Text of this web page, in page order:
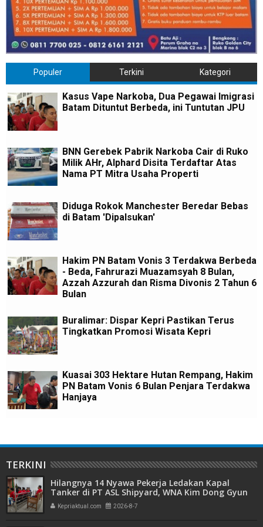
Populer Terkini Kategori
Kasus Vape Narkoba, Dua Pegawai Imigrasi
Batam Dituntut Berbeda, ini Tuntutan JPU
BNN Gerebek Pabrik Narkoba Cair di Ruko
Milik AHr, Alphard Disita Terdaftar Atas
Nama PT Mitra Usaha Properti
Diduga Rokok Manchester Beredar Bebas
di Batam 'Dipalsukan'
Hakim PN Batam Vonis 3 Terdakwa Berbeda
- Beda, Fahrurazi Muazamsyah 8 Bulan,
Azzah Azzurah dan Risma Divonis 2 Tahun 6
Bulan
Buralimar: Dispar Kepri Pastikan Terus
Tingkatkan Promosi Wisata Kepri
Kuasai 303 Hektare Hutan Rempang, Hakim
PN Batam Vonis 6 Bulan Penjara Terdakwa
Hanjaya
TERKINI
Hilangnya 14 Nyawa Pekerja Ledakan Kapal
Tanker di PT ASL Shipyard, WNA Kim Dong Gyun
Hanya Dituntut 1 Tahun 6 Bulan
Kepriaktual.com 2026-8-7